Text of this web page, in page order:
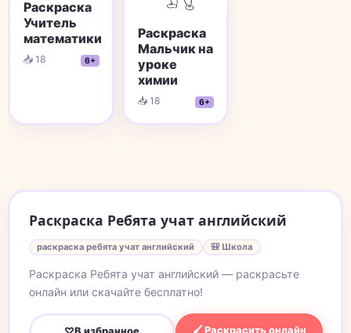
Раскраска
Учитель
математики
📥 18 6+
Раскраска
Мальчик на
уроке
химии
📥 18 6+
Раскраска Ребята учат английский
раскраска ребята учат английский 🎒 Школа
Раскраска Ребята учат английский — раскрасьте
онлайн или скачайте бесплатно!
🖌 Раскрасить онлайн